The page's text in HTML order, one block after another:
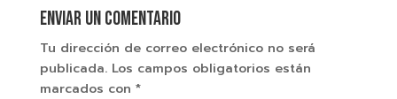
Enviar un comentario
Tu dirección de correo electrónico no será
publicada. Los campos obligatorios están
marcados con *